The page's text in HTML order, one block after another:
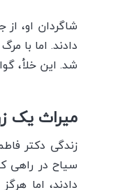
شاگردان او،
دادند. اما با
شد. این خلأ،
میراث یک
زندگی دکتر
سیاح در راهی
دادند، اما